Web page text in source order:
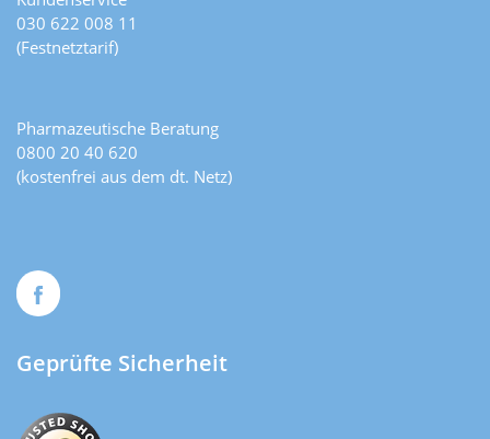
030 622 008 11
(Festnetztarif)
Pharmazeutische Beratung
0800 20 40 620
(kostenfrei aus dem dt. Netz)
Geprüfte Sicherheit